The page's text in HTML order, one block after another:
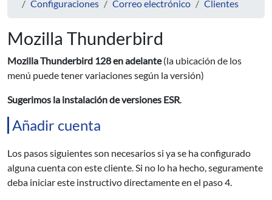
Configuraciones
Correo electrónico Clientes
Mozilla Thunderbird
Mozilla Thunderbird 128 en adelante(la ubicación de los
menú puede tener variaciones según la versión)
Sugerimos la instalación de versiones ESR.
Añadir cuenta
Los pasos siguientes son necesarios si ya se ha configurado
alguna cuenta con este cliente. Si no lo ha hecho, seguramente
deba iniciar este instructivo directamente en el paso 4.